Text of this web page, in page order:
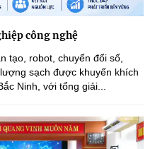
công nghệ
tạo, robot, chuyển đổi số,
sạch được khuyến khích
Ninh, với tổng giải...